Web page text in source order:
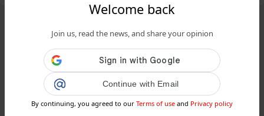
Welcome back
Join us, read the news, and share your opinion
Continue with Email
By continuing, you agreed to our Terms of use and Privacy policy